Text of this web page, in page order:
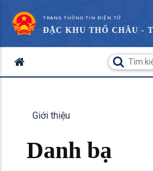
TRANG THÔNG TIN ĐIỆN TỬ
ĐẶC KHU THỔ CHÂU -
Giới thiệu
Danh bạ